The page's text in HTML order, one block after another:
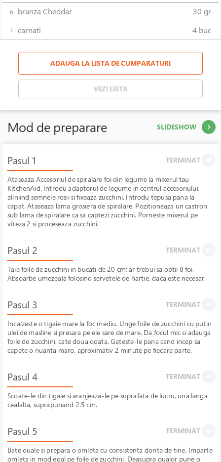
6 branza Cheddar 30 gr
7 carnati 4 buc
ADAUGA LA LISTA DE CUMPARATURI
VEZI LISTA
Mod de preparare SLIDESHOW
Pasul 1 TERMINAT
Ataseaza Accesoriul de spiralare foi din legume la mixerul tau
KitchenAid. Introdu adaptorul de legume in centrul accesoriului,
aliniind semnele rosii si fixeaza zucchini. Introdu tepusa pana la
capat. Ataseaza lama grosiera de spiralare. Pozitioneaza un castron
sub lama de spiralare ca sa captezi zucchini. Porneste mixerul pe
viteza 2 si proceseaza zucchini.
Pasul 2 TERMINAT
Taie foile de zucchini in bucati de 20 cm; ar trebui sa obtii 8 foi.
Absoarbe umezeala folosind servetele de hartie, daca este necesar.
Pasul 3 TERMINAT
Incalzeste o tigaie mare la foc mediu. Unge foile de zucchini cu putin
ulei de masline si presara pe ele sare de mare. Da focul mic si adauga
foile de zucchini, cate doua odata. Gateste-le pana cand incep sa
capete o nuanta maro, aproximativ 2 minute pe fiecare parte.
Pasul 4 TERMINAT
Scoate-le din tigaie si aranjeaza-le pe suprafata de lucru, una langa
cealalta, suprapunand 2.5 cm.
Pasul 5 TERMINAT
Bate ouale si prepara o omleta cu consistenta dorita de tine. Imparte
omleta in mod egal pe foile de zucchini. Deasupra oualor pune o